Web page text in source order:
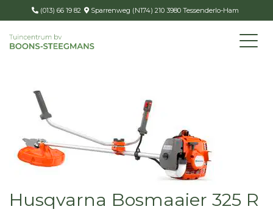
(013) 66 19 82 Sparrenweg (N174) 210 3980 Tessenderlo-Ham
Husqvarna Bosmaaier 325 R